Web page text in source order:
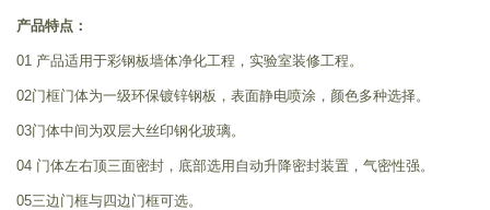
产品特点：
01 产品适用于彩钢板墙体净化工程，实验室装修工程。
02门框门体为一级环保镀锌钢板，表面静电喷涂，颜色多种选择。
03门体中间为双层大丝印钢化玻璃。
04 门体左右顶三面密封，底部选用自动升降密封装置，气密性强。
05三边门框与四边门框可选。